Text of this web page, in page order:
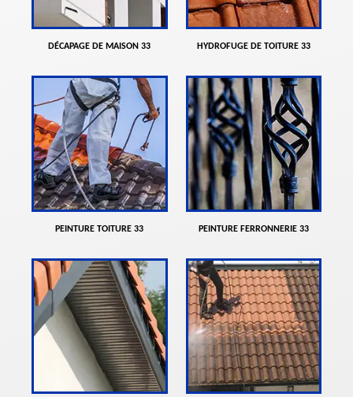
DÉCAPAGE DE MAISON 33 HYDROFUGE DE TOITURE 33
PEINTURE TOITURE 33 PEINTURE FERRONNERIE 33